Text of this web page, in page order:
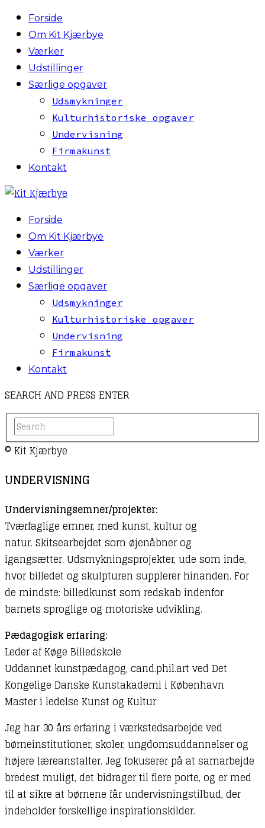
Forside
Om Kit Kjærbye
Værker
Udstillinger
Særlige opgaver
Udsmykninger
Kulturhistoriske opgaver
Undervisning
Firmakunst
Kontakt
Forside
Om Kit Kjærbye
Værker
Udstillinger
Særlige opgaver
Udsmykninger
Kulturhistoriske opgaver
Undervisning
Firmakunst
Kontakt
SEARCH AND PRESS ENTER
© Kit Kjærbye
UNDERVISNING
Undervisningsemner/projekter:
Tværfaglige emner, med kunst, kultur og
natur. Skitsearbejdet som øjenåbner og
igangsætter. Udsmykningsprojekter, ude som inde,
hvor billedet og skulpturen supplerer hinanden. For
de mindste: billedkunst som redskab indenfor
barnets sproglige og motoriske udvikling.
Pædagogisk erfaring:
Leder af Køge Billedskole
Uddannet kunstpædagog, cand.phil.art ved Det
Kongelige Danske Kunstakademi i København
Master i ledelse Kunst og Kultur
Jeg har 30 års erfaring i værkstedsarbejde ved
børneinstitutioner, skoler, ungdomsuddannelser og
højere læreanstalter. Jeg fokuserer på at samarbejde
bredest muligt, det bidrager til flere porte, og er med
til at sikre at børnene får undervisningstilbud, der
indeholder forskellige inspirationskilder.